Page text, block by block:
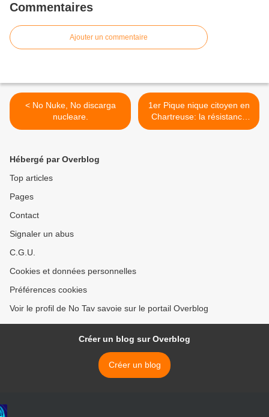
Commentaires
Ajouter un commentaire
< No Nuke, No discarga
nucleare.
1er Pique nique citoyen en
Chartreuse: la résistance
créative >
Hébergé par Overblog
Top articles
Pages
Contact
Signaler un abus
C.G.U.
Cookies et données personnelles
Préférences cookies
Voir le profil de No Tav savoie sur le portail Overblog
Créer un blog sur Overblog
Créer un blog